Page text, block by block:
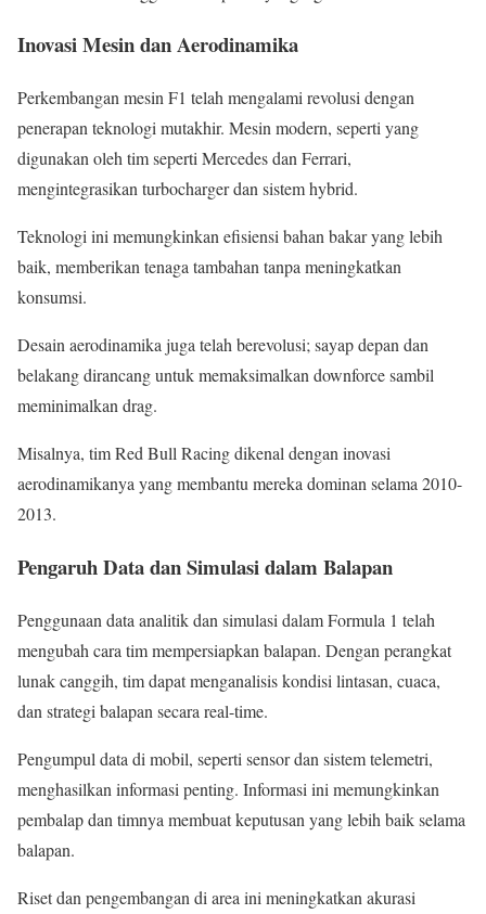
Inovasi Mesin dan Aerodinamika
Perkembangan mesin F1 telah mengalami revolusi dengan
penerapan teknologi mutakhir. Mesin modern, seperti yang
digunakan oleh tim seperti Mercedes dan Ferrari,
mengintegrasikan turbocharger dan sistem hybrid.
Teknologi ini memungkinkan efisiensi bahan bakar yang lebih
baik, memberikan tenaga tambahan tanpa meningkatkan
konsumsi.
Desain aerodinamika juga telah berevolusi; sayap depan dan
belakang dirancang untuk memaksimalkan downforce sambil
meminimalkan drag.
Misalnya, tim Red Bull Racing dikenal dengan inovasi
aerodinamikanya yang membantu mereka dominan selama 2010-
2013.
Pengaruh Data dan Simulasi dalam Balapan
Penggunaan data analitik dan simulasi dalam Formula 1 telah
mengubah cara tim mempersiapkan balapan. Dengan perangkat
lunak canggih, tim dapat menganalisis kondisi lintasan, cuaca,
dan strategi balapan secara real-time.
Pengumpul data di mobil, seperti sensor dan sistem telemetri,
menghasilkan informasi penting. Informasi ini memungkinkan
pembalap dan timnya membuat keputusan yang lebih baik selama
balapan.
Riset dan pengembangan di area ini meningkatkan akurasi